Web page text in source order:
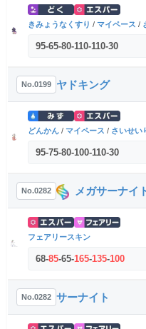
きみょうなくすり / マイペース /
95-65-80-110-110-30
No.0199 ヤドキング
どんかん / マイペース / さいせい
95-75-80-100-110-30
No.0282 メガサーナイ
フェアリースキン
68-85-65-165-135-100
No.0282 サーナイト